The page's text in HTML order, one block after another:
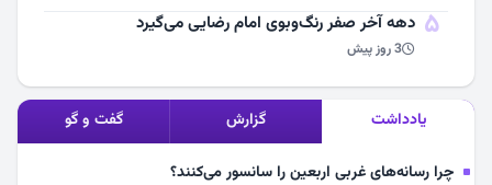
5 دهه آخر صفر رنگ‌وبوی امام رضایی می‌گیرد
3 روز پیش
یادداشت گزارش گفت و گو
چرا رسانه‌های غربی اربعین را سانسور می‌کنند؟